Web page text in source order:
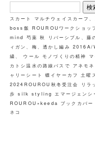
検
索:
スカート マルチウェイスカーフ
boss飯 ROUROUワークショッ
mind 芍薬 秋 リバーシブル、藤
ィガン、梅、透かし編み 2016A/
繍、 ウール モノづくりの精神
カトシ温水の路線バスで アネモネ
ャリーシート
蝶イヤーカフ 土曜
2024ROUROU秋冬受注会
リラ
歩 silk styling エマージェンシ
ROUROU×keeda ブックカバー
ネコ